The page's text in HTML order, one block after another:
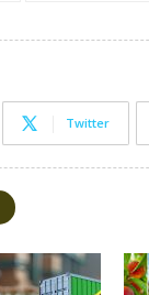
Twitter